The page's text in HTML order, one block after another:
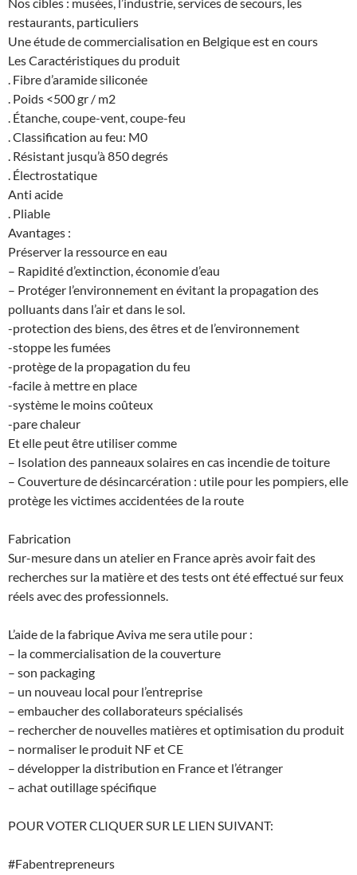
restaurants, particuliers
Une étude de commercialisation en Belgique est en cours
Les Caractéristiques du produit
. Fibre d’aramide siliconée
. Poids <500 gr / m2
. Étanche, coupe-vent, coupe-feu
. Classification au feu: M0
. Résistant jusqu’à 850 degrés
. Électrostatique
Anti acide
. Pliable
Avantages :
Préserver la ressource en eau
– Rapidité d’extinction, économie d’eau
– Protéger l’environnement en évitant la propagation des
polluants dans l’air et dans le sol.
-protection des biens, des êtres et de l’environnement
-stoppe les fumées
-protège de la propagation du feu
-facile à mettre en place
-système le moins coûteux
-pare chaleur
Et elle peut être utiliser comme
– Isolation des panneaux solaires en cas incendie de toiture
– Couverture de désincarcération : utile pour les pompiers, elle
protège les victimes accidentées de la route
Fabrication
Sur-mesure dans un atelier en France après avoir fait des
recherches sur la matière et des tests ont été effectué sur feux
réels avec des professionnels.
L’aide de la fabrique Aviva me sera utile pour :
– la commercialisation de la couverture
– son packaging
– un nouveau local pour l’entreprise
– embaucher des collaborateurs spécialisés
– rechercher de nouvelles matières et optimisation du produit
– normaliser le produit NF et CE
– développer la distribution en France et l’étranger
– achat outillage spécifique
POUR VOTER CLIQUER SUR LE LIEN SUIVANT:
#Fabentrepreneurs